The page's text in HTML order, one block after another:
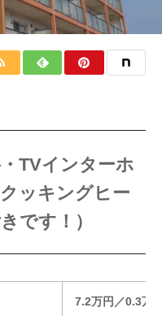
TVインターホ
ッキングヒー
です！）
7.2万円／0.3万